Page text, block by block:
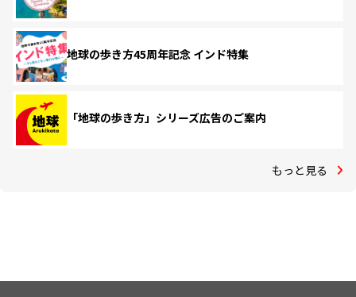
地球の歩き方45周年記念 インド特集
「地球の歩き方」シリーズ広告のご案内
もっと見る